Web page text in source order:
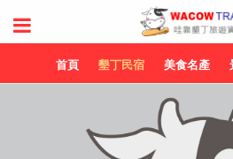
首頁 墾丁民宿 美食名產